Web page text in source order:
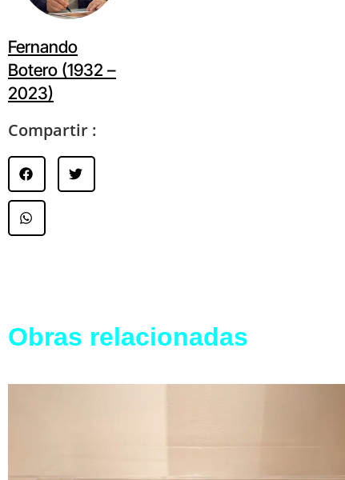
Fernando
Botero (1932 –
2023)
Compartir :
Obras relacionadas